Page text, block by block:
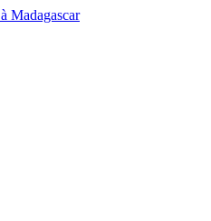
à Madagascar